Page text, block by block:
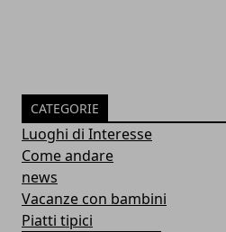
CATEGORIE
Luoghi di Interesse
Come andare
news
Vacanze con bambini
Piatti tipici